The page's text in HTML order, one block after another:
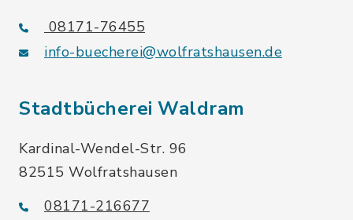
08171-76455
info-buecherei@wolfratshausen.de
Stadtbücherei Waldram
Kardinal-Wendel-Str. 96
82515 Wolfratshausen
08171-216677